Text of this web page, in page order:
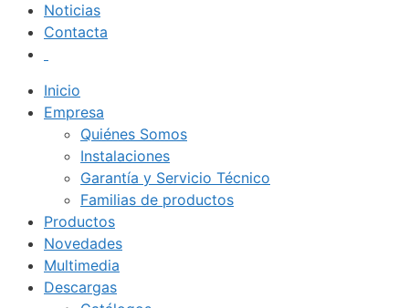
Noticias
Contacta
Inicio
Empresa
Quiénes Somos
Instalaciones
Garantía y Servicio Técnico
Familias de productos
Productos
Novedades
Multimedia
Descargas